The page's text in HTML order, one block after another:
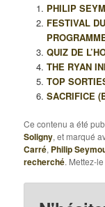
PHILIP
FESTIVAL
QUIZ DE
THE RYAN
TOP
SACRIFICE
Ce contenu a été
Soligny, et marqué
Carré, Philip
recherché. Mettez-